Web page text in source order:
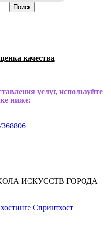
качества
услуг, используйте
ниже:
368806
ИСКУССТВ ГОРОДА
Спринтхост